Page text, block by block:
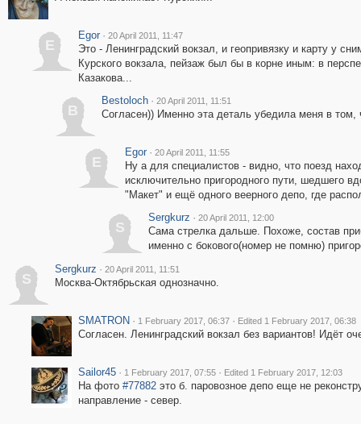
E
Egor · 20 April 2011, 11:47
Это - Ленинградский вокзал, и геопривязку и карту у
Курского вокзала, пейзаж был бы в корне иным: в
Казакова...
B
Bestoloch · 20 April 2011, 11:51
Согласен)) Именно эта деталь убедила меня в том,
E
Egor · 20 April 2011, 11:55
Ну а для специалистов - видно, что поезд
исключительно пригородного пути, шедшего
"Макет" и ещё одного веерного депо, где
S
Sergkurz · 20 April 2011, 12:00
Сама стрелка дальше. Похоже, состав
именно с бокового(номер не помню)
S
Sergkurz · 20 April 2011, 11:51
Москва-Октябрьская однозначно.
SMATRON · 1 February 2017, 06:37 · Edited 1 February 2017, 06:38
Согласен. Ленинградский вокзал без вариантов! Идёт
Sailor45 · 1 February 2017, 07:55 · Edited 1 February 2017, 12:03
На фото #77882это б. паровозное депо еще не
направление - север.